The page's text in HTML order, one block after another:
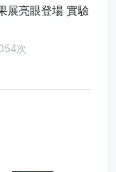
展亮眼登場 實驗
次